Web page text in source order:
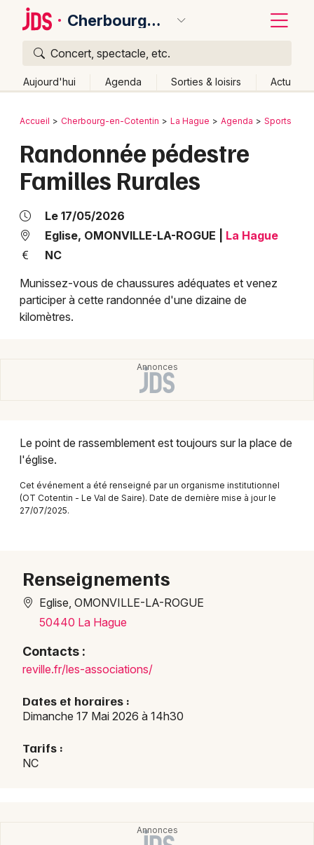
Cherbourg-en-Cotentin
Concert, spectacle, etc.
Aujourd'hui Agenda Sorties & loisirs Actu
Publier un événement
Grands événements
Activité & Expérience
Foires & salons
Soirées
Expos
Balades dans la Manche
Balades en Basse-Normandie
Balades en Normandie
Artistes en tournée
Magazine à Cherbourg-en-Cotentin
Bordeaux
Colmar
Lyon
Marseille
Mulhouse
Montpellier
Toulouse
Toutes les villes
Retour
Accueil Cherbourg-en-Cotentin La Hague Agenda Sports
Randonnée pédestre
Familles Rurales
Le 17/05/2026
Eglise, OMONVILLE-LA-ROGUE
La Hague
NC
Munissez-vous de chaussures adéquates et venez
participer à cette randonnée d'une dizaine de
kilomètres.
Le point de rassemblement est toujours sur la place de
l'église.
Cet événement a été renseigné par un organisme institutionnel
(OT Cotentin - Le Val de Saire). Date de dernière mise à jour le
27/07/2025.
Renseignements
Eglise, OMONVILLE-LA-ROGUE
50440 La Hague
Contacts :
reville.fr/les-associations/
Dates et horaires :
Dimanche 17 Mai 2026 à 14h30
Tarifs :
NC
Quoi ?
Où ?
Basse-Normandie
Partout
Près de moi
Changer de lieu
Autre